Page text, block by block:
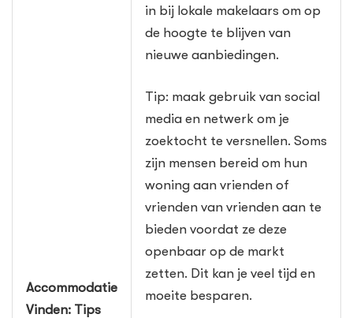
Accommodatie
Vinden: Tips
in bij lokale makelaars om op
de hoogte te blijven van
nieuwe aanbiedingen.
Tip: maak gebruik van social
media en netwerk om je
zoektocht te versnellen. Soms
zijn mensen bereid om hun
woning aan vrienden of
vrienden van vrienden aan te
bieden voordat ze deze
openbaar op de markt
zetten. Dit kan je veel tijd en
moeite besparen.